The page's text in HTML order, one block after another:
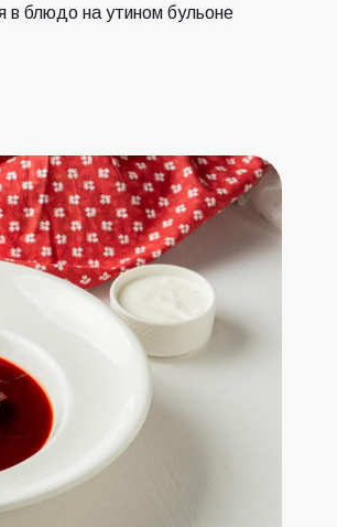
блюдо на утином бульоне